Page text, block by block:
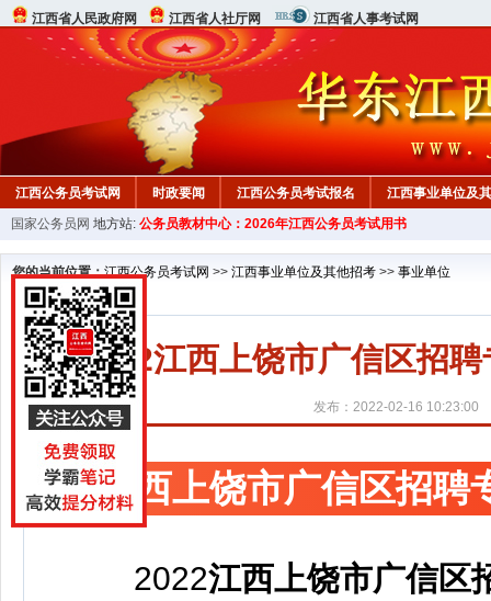
江西省人民政府网 江西省人社厅网 江西省人事考试网
江西公务员考试网 时政要闻 江西公务员考试报名 江西事业单位及
行测真题 在线咨询 教材中心
国家公务员网 地方站: 公务员教材中心：2026年江西公务员考试用书
您的当前位置：江西公务员考试网 >> 江西事业单位及其他招考 >> 事业单位
2022江西上饶市广信区招
发布：2022-02-16 10:23:00
江西上饶市广信区招聘
2022江西上饶市广信区